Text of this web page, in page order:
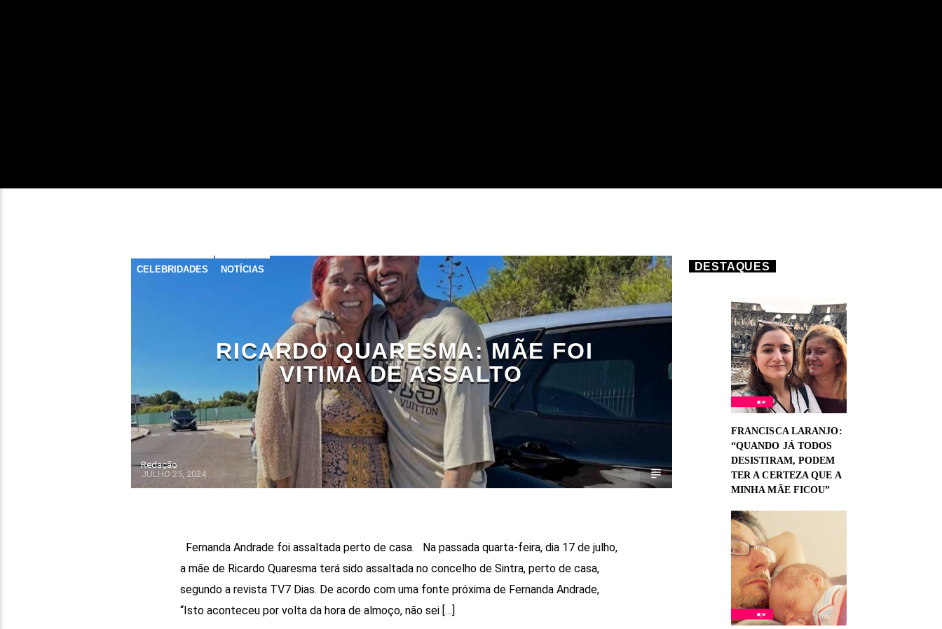
CELEBRIDADES NOTÍCIAS
RICARDO QUARESMA: MÃE FOI
VITIMA DE ASSALTO
Redação
JULHO 25, 2024
Fernanda Andrade foi assaltada perto de casa. Na passada quarta-feira, dia 17 de julho,
a mãe de Ricardo Quaresma terá sido assaltada no concelho de Sintra, perto de casa,
segundo a revista TV7 Dias. De acordo com uma fonte próxima de Fernanda Andrade,
“Isto aconteceu por volta da hora de almoço, não sei […]
DESTAQUES
FRANCISCA LARANJO:
“QUANDO JÁ TODOS
DESISTIRAM, PODEM
TER A CERTEZA QUE A
MINHA MÃE FICOU”